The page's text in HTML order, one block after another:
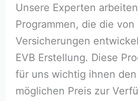
Unsere Experten
Programmen, die die von
Versicherungen
EVB Erstellung. Diese
für uns wichtig ihnen
möglichen Preis zur